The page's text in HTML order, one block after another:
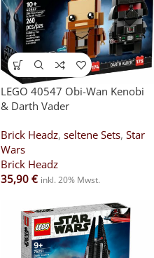
LEGO 40547 Obi-Wan Kenobi
& Darth Vader
Brick Headz, seltene Sets, Star
Wars
Brick Headz
35,90 € inkl. 20% Mwst.